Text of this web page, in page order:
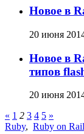
Новое в
20 июня
Новое в
типов
20 июня
« 1 2 3 4 5 »
Ruby, Ruby on